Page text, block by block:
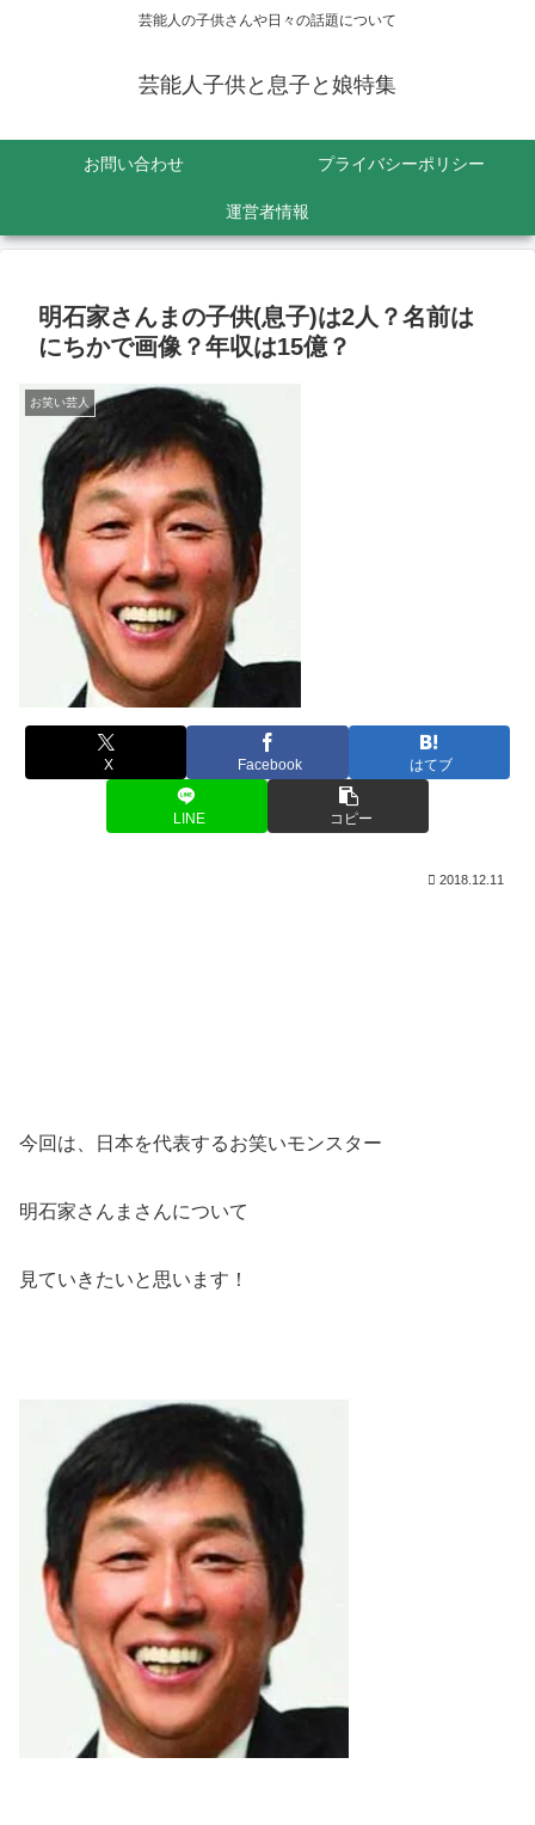
芸能人の子供さんや日々の話題について
芸能人子供と息子と娘特集
お問い合わせ プライバシーポリシー
運営者情報
明石家さんまの子供(息子)は2人？名前は
にちかで画像？年収は15億？
お笑い芸人
X Facebook はてブ
LINE コピー
2018.12.11
今回は、日本を代表するお笑いモンスター
明石家さんまさんについて
見ていきたいと思います！